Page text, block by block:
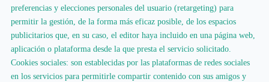
preferencias y elecciones personales del usuario (retargeting) para
permitir la gestión, de la forma más eficaz posible, de los espacios
publicitarios que, en su caso, el editor haya incluido en una página web,
aplicación o plataforma desde la que presta el servicio solicitado.
Cookies sociales: son establecidas por las plataformas de redes sociales
en los servicios para permitirle compartir contenido con sus amigos y